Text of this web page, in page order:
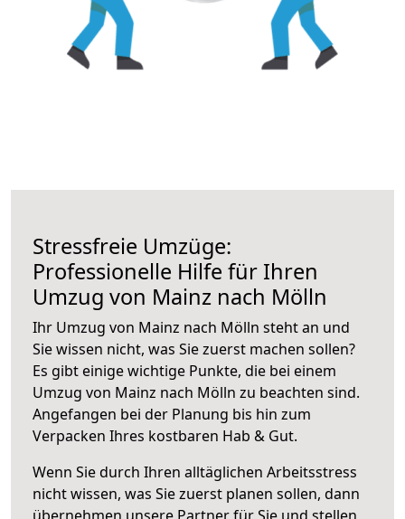
Stressfreie Umzüge:
Professionelle Hilfe für Ihren
Umzug von Mainz nach Mölln
Ihr Umzug von Mainz nach Mölln steht an und
Sie wissen nicht, was Sie zuerst machen sollen?
Es gibt einige wichtige Punkte, die bei einem
Umzug von Mainz nach Mölln zu beachten sind.
Angefangen bei der Planung bis hin zum
Verpacken Ihres kostbaren Hab & Gut.
Wenn Sie durch Ihren alltäglichen Arbeitsstress
nicht wissen, was Sie zuerst planen sollen, dann